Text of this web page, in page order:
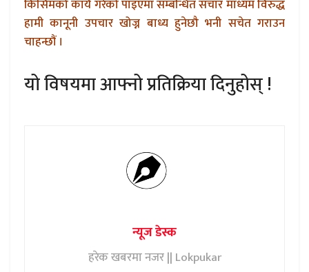
किसिमको कार्य गरेको पाइएमा सम्बन्धित संचार माध्यम विरुद्ध
हामी कानूनी उपचार खोज्न बाध्य हुनेछौ भनी सचेत गराउन
चाहन्छौं ।
यो विषयमा आफ्नो प्रतिक्रिया दिनुहोस् !
न्यूज डेस्क
हरेक खबरमा नजर || Lokpukar